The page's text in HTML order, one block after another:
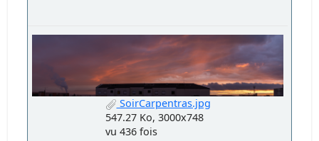
SoirCarpentras.jpg
547.27 Ko, 3000x748
vu 436 fois